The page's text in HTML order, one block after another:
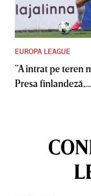
EUROPA LEAGUE
”A intrat pe teren
Presa finlandeză,...